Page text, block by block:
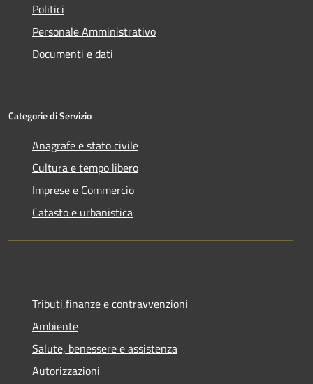
Politici
Personale Amministrativo
Documenti e dati
Categorie di Servizio
Anagrafe e stato civile
Cultura e tempo libero
Imprese e Commercio
Catasto e urbanistica
Tributi,finanze e contravvenzioni
Ambiente
Salute, benessere e assistenza
Autorizzazioni